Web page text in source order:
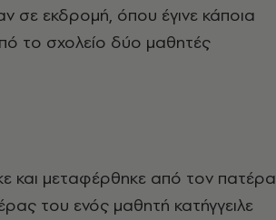
σε εκδρομή, όπου έγινε κάποια
το σχολείο δύο μαθητές
και μεταφέρθηκε από τον πατέρα
του ενός μαθητή κατήγγειλε